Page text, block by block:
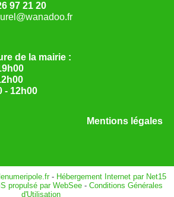
97 21 20
de la mairie :
- 12h00
Mentions légales
- Hébergement Internet par Net15
propulsé par WebSee- Conditions Générales
d'Utilisation